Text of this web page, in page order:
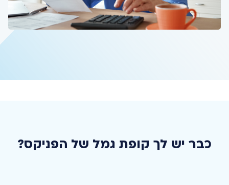
כבר יש לך קופת גמל של הפניקס?